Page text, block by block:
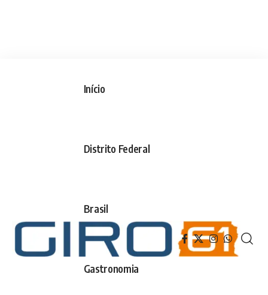
Início
Distrito Federal
Brasil
Gastronomia